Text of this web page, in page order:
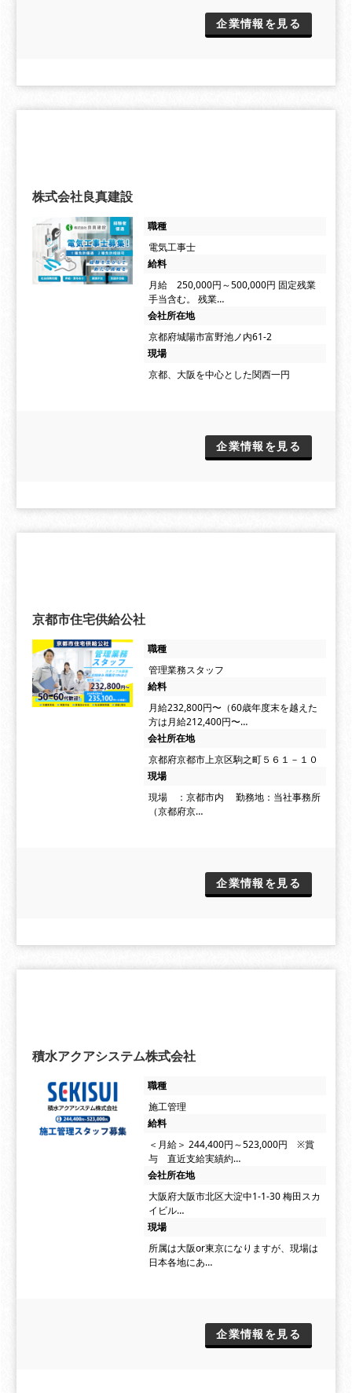
企業情報を見る
株式会社良真建設
職種
電気工事士
給料
月給 250,000円～500,000円 固定残業
手当含む。 残業…
会社所在地
京都府城陽市富野池ノ内61-2
現場
京都、大阪を中心とした関西一円
企業情報を見る
京都市住宅供給公社
職種
管理業務スタッフ
給料
月給232,800円〜（60歳年度末を越えた
方は月給212,400円〜…
会社所在地
京都府京都市上京区駒之町５６１－１０
現場
現場 ：京都市内 勤務地：当社事務所
（京都府京…
企業情報を見る
積水アクアシステム株式会社
職種
施工管理
給料
＜月給＞ 244,400円～523,000円 ※賞
与 直近支給実績約…
会社所在地
大阪府大阪市北区大淀中1-1-30 梅田スカ
イビル…
現場
所属は大阪or東京になりますが、現場は
日本各地にあ…
企業情報を見る